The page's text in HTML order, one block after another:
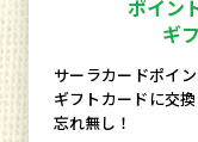
ポイン
ギ
サーラカードポイ
ギフトカードに交
忘れ無し！